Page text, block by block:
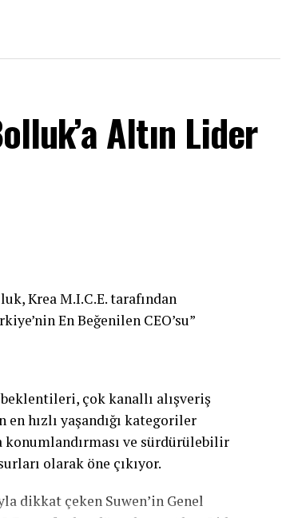
Altın Lider
Krea M.I.C.E. tarafından
En Beğenilen CEO’su”
çok kanallı alışveriş
hızlı yaşandığı kategoriler
konumlandırması ve sürdürülebilir
olarak öne çıkıyor.
dikkat çeken Suwen’in Genel